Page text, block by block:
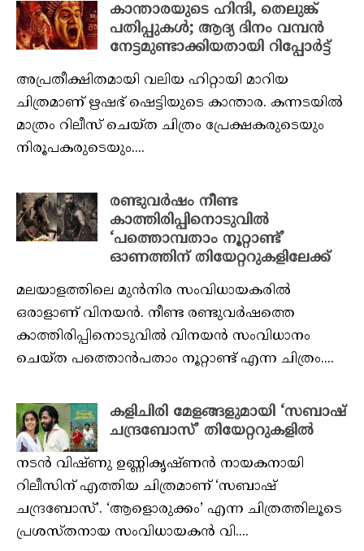
കാന്താരയുടെ ഹിന്ദി, തെലുങ്ക്
പതിപ്പുകൾ; ആദ്യ ദിനം വമ്പൻ
നേട്ടമുണ്ടാക്കിയതായി റിപ്പോർട്ട്
അപ്രതീക്ഷിതമായി വലിയ ഹിറ്റായി മാറിയ
ചിത്രമാണ് ഋഷഭ് ഷെട്ടിയുടെ കാന്താര. കന്നടയിൽ
മാത്രം റിലീസ് ചെയ്‌ത ചിത്രം പ്രേക്ഷകരുടെയും
നിരൂപകരുടെയും....
രണ്ടുവർഷം നീണ്ട
കാത്തിരിപ്പിനൊടുവിൽ
‘പത്തൊമ്പതാം നൂറ്റാണ്ട്’
ഓണത്തിന് തിയേറ്ററുകളിലേക്ക്
മലയാളത്തിലെ മുൻനിര സംവിധായകരിൽ
ഒരാളാണ് വിനയൻ. നീണ്ട രണ്ടുവർഷത്തെ
കാത്തിരിപ്പിനൊടുവിൽ വിനയൻ സംവിധാനം
ചെയ്ത പത്തൊൻപതാം നൂറ്റാണ്ട് എന്ന ചിത്രം....
കളിചിരി മേളങ്ങളുമായി ‘സബാഷ്
ചന്ദ്രബോസ്’ തിയേറ്ററുകളിൽ
നടൻ വിഷ്ണു ഉണ്ണികൃഷ്ണൻ നായകനായി
റിലീസിന് എത്തിയ ചിത്രമാണ് ‘സബാഷ്
ചന്ദ്രബോസ്’. ‘ആളൊരുക്കം’ എന്ന ചിത്രത്തിലൂടെ
പ്രശസ്തനായ സംവിധായകൻ വി....